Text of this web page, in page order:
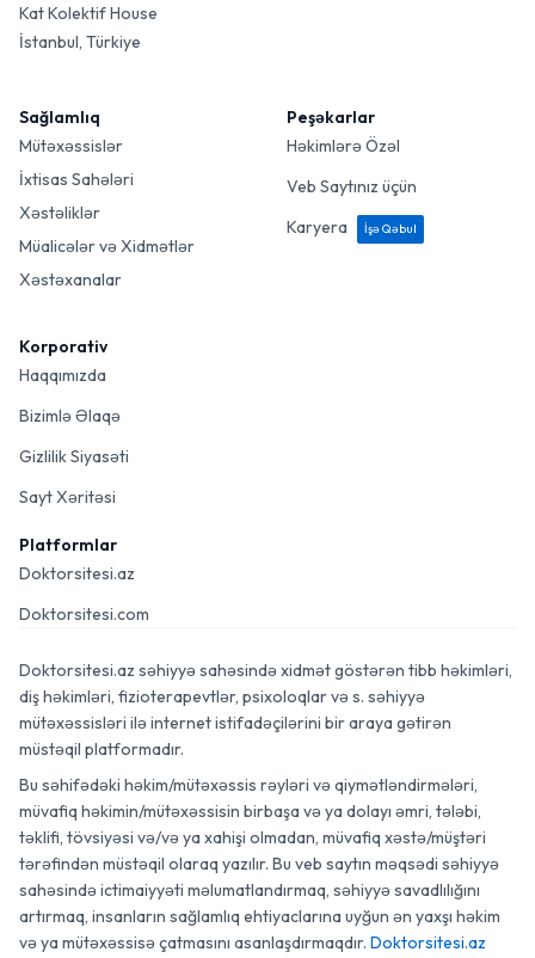
Kat Kolektif House
İstanbul, Türkiye
Sağlamlıq
Mütəxəssislər
İxtisas Sahələri
Xəstəliklər
Müalicələr və Xidmətlər
Xəstəxanalar
Peşəkarlar
Həkimlərə Özəl
Veb Saytınız üçün
Karyera
İşə Qəbul
Korporativ
Haqqımızda
Bizimlə Əlaqə
Gizlilik Siyasəti
Sayt Xəritəsi
Platformlar
Doktorsitesi.az
Doktorsitesi.com
Doktorsitesi.az səhiyyə sahəsində xidmət göstərən tibb həkimləri,
diş həkimləri, fizioterapevtlər, psixoloqlar və s. səhiyyə
mütəxəssisləri ilə internet istifadəçilərini bir araya gətirən
müstəqil platformadır.
Bu səhifədəki həkim/mütəxəssis rəyləri və qiymətləndirmələri,
müvafiq həkimin/mütəxəssisin birbaşa və ya dolayı əmri, tələbi,
təklifi, tövsiyəsi və/və ya xahişi olmadan, müvafiq xəstə/müştəri
tərəfindən müstəqil olaraq yazılır. Bu veb saytın məqsədi səhiyyə
sahəsində ictimaiyyəti məlumatlandırmaq, səhiyyə savadlılığını
artırmaq, insanların sağlamlıq ehtiyaclarına uyğun ən yaxşı həkim
və ya mütəxəssisə çatmasını asanlaşdırmaqdır. Doktorsitesi.az